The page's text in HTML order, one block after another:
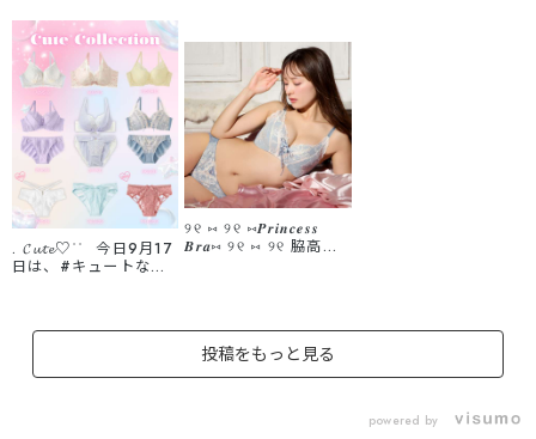
. 𝓒𝓾𝓽𝓮♡ʾʾ 今日9月17
日は、#キュートな日
をPICK UP🎀 インナ
込んで、 最強可愛いワ
୨୧ ⑅ ୨୧ ⑅𝑷𝒓𝒊𝒏𝒄𝒆𝒔𝒔
𝑩𝒓𝒂⑅ ୨୧ ⑅ ୨୧ 脇高設
望の新色登場🎀 背中は
U字バックでズレにく
く、 安定感のある着け
投稿をもっと見る
powered by